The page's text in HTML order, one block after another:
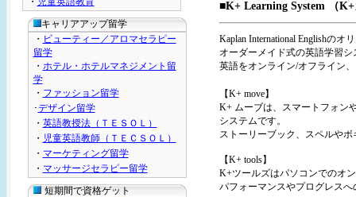
キャリアアップ留学
・ ビューティー／アロマセラピー
留学
・ ホテル・ホテルマネジメント留
学
・ ファッション留学
･デザイン留学
・ 英語教授法（ＴＥＳＯＬ）
・ 児童英語教師（ＴＥＣＳＯＬ）
・ マーケティング留学
・ マッサージセラピー留学
短期間で資格ゲット
■K+ Learning System （
Kaplan International Englishの
オーダーメイド式の英語学習
英語をオンライン/オフライン
【K+ move】
K+ ムーブは、スマートフォン
システムです。
ストーリーブック、スペルや
【K+ tools】
K+ツールズはパソコンでのオ
パフォーマンスやプログレス